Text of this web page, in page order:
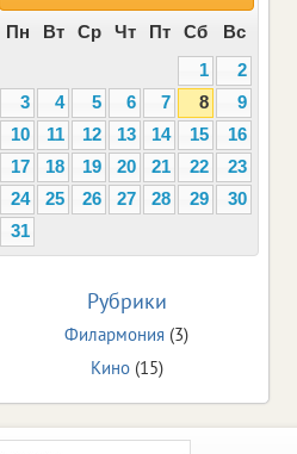
Пн Вт Ср Чт Пт Сб
Вс
1
2
3
4 5 6 7 8
9
10
11 12 13 14 15
16
17
18 19 20 21 22
23
24
25 26 27 28 29
30
31
Рубрики
Филармония (3)
Кино(15)